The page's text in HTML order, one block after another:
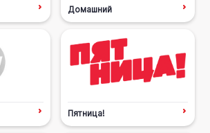
Домашний
Пятница!